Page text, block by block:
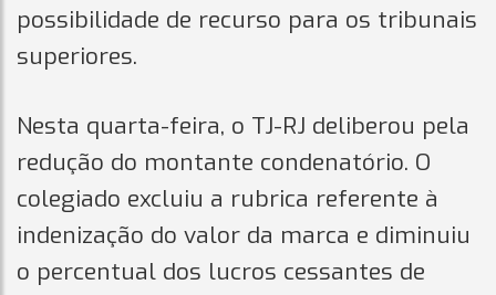
possibilidade de recurso para os tribunais
superiores.
Nesta quarta-feira, o TJ-RJ deliberou pela
redução do montante condenatório. O
colegiado excluiu a rubrica referente à
indenização do valor da marca e diminuiu
o percentual dos lucros cessantes de